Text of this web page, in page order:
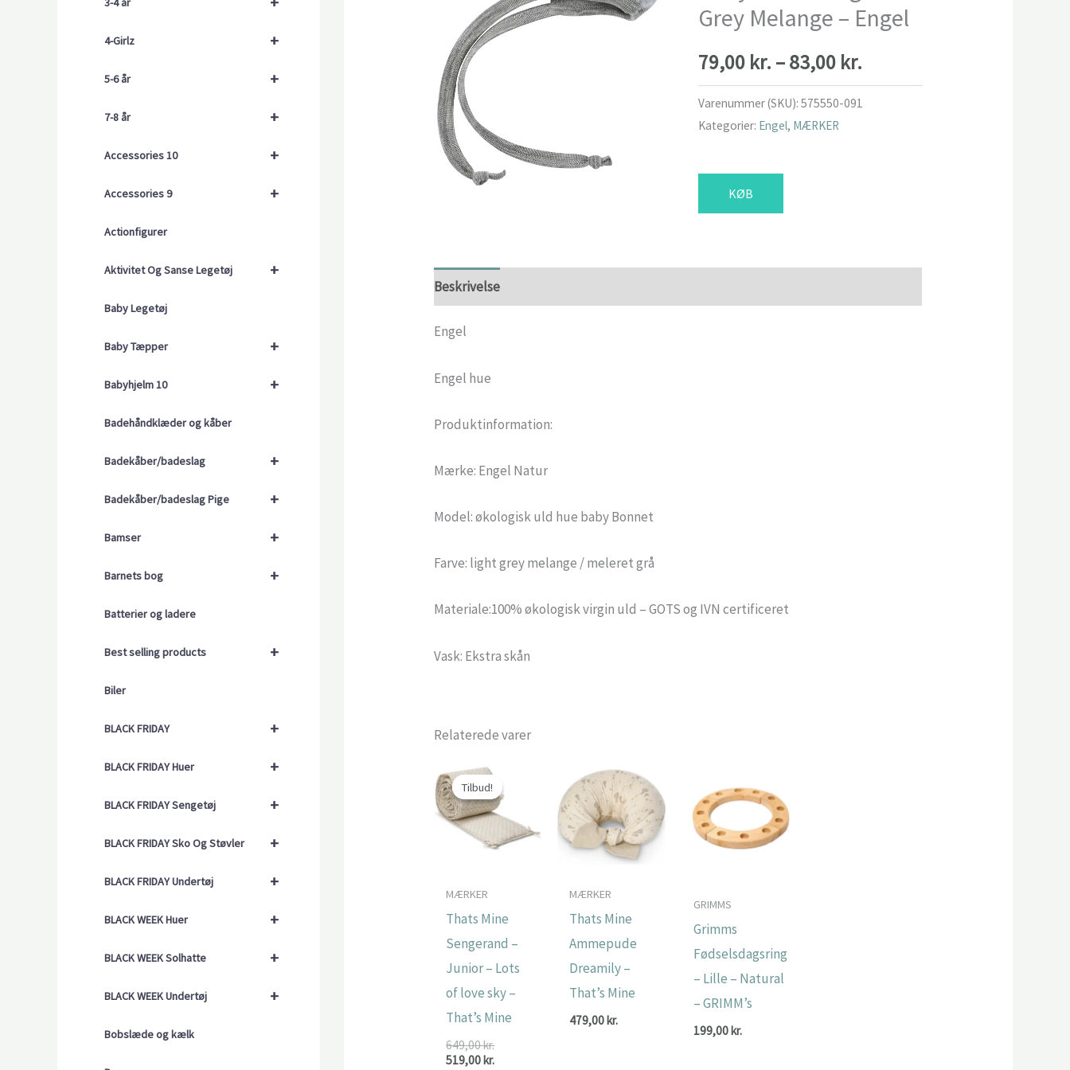
+
4-Girlz
+
5-6 år
+
7-8 år
+
Accessories 10
+
Accessories 9
Actionfigurer
+
Aktivitet Og Sanse Legetøj
Baby Legetøj
+
Baby Tæpper
+
Babyhjelm 10
Badehåndklæder og kåber
+
Badekåber/badeslag
+
Badekåber/badeslag Pige
+
Bamser
+
Barnets bog
Batterier og ladere
+
Best selling products
Biler
+
BLACK FRIDAY
+
BLACK FRIDAY Huer
+
BLACK FRIDAY Sengetøj
+
BLACK FRIDAY Sko Og Støvler
+
BLACK FRIDAY Undertøj
+
BLACK WEEK Huer
+
BLACK WEEK Solhatte
+
BLACK WEEK Undertøj
Bobslæde og kælk
Grey Melange – Engel
79,00 kr. – 83,00 kr.Prisinterval:
Varenummer (SKU): 575550-091
Kategorier: Engel, MÆRKER
KØB
Beskrivelse
Engel
Engel hue
Produktinformation:
Mærke: Engel Natur
Model: økologisk uld hue baby Bonnet
Farve: light grey melange / meleret grå
Materiale:100% økologisk virgin uld – GOTS og IVN certificeret
Vask: Ekstra skån
Relaterede varer
Tilbud!
Tilbud!
MÆRKER
Thats Mine
Sengerand –
Junior – Lots
of love sky –
That’s Mine
649,00kr.Den
oprindelige
519,00kr.Den
MÆRKER
Thats Mine
Ammepude
Dreamily –
That’s Mine
479,00kr.
GRIMMS
Grimms
Fødselsdagsring
– Lille – Natural
– GRIMM’s
199,00kr.